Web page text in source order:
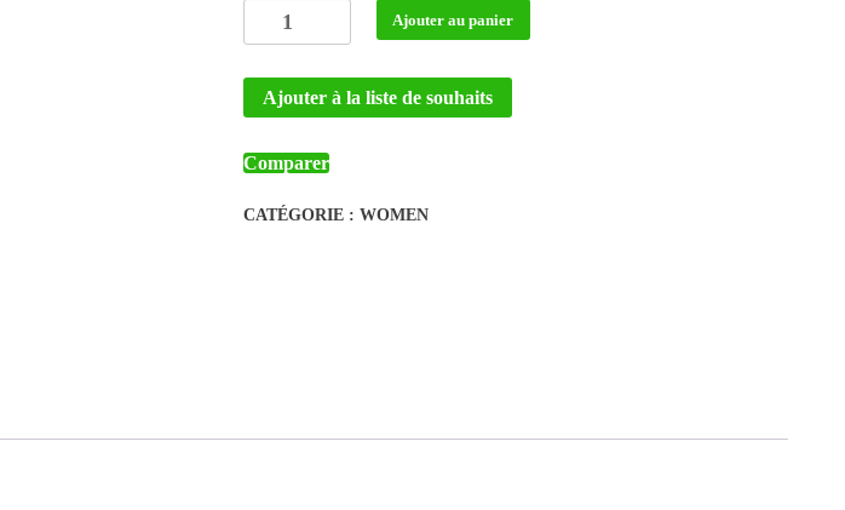
quantité
de
Pattern
Ajouter au panier
Ajouter à la liste de souhaits
Comparer
CATÉGORIE : WOMEN